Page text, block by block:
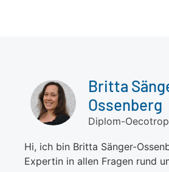
Britta
Ossenberg
Diplom-
Hi, ich bin Britta Sänger-
Expertin in allen Fragen rund